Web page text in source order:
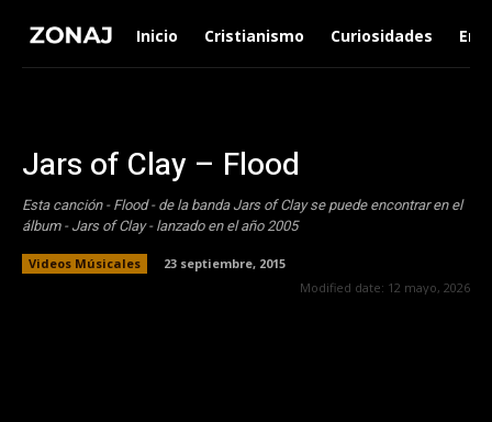
Inicio Cristianismo Curiosidades
Jars of Clay – Flood
Esta canción - Flood - de la banda Jars of Clay se puede encontrar en el
álbum - Jars of Clay - lanzado en el año 2005
Videos Músicales
23 septiembre, 2015
Modified date: 12 mayo, 2026